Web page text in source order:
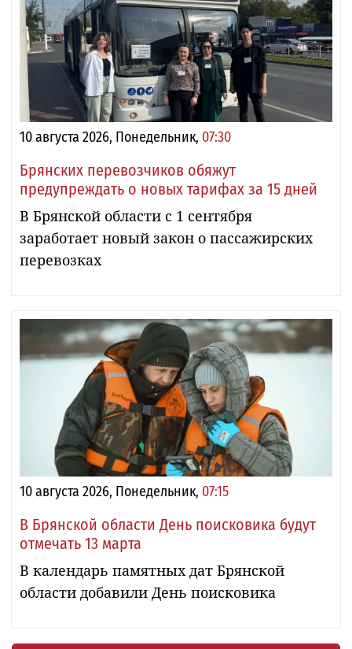
10 августа 2026, Понедельник, 07:30
Брянских перевозчиков обяжут
предупреждать о новых тарифах за 15 дней
В Брянской области с 1 сентября
заработает новый закон о пассажирских
перевозках
10 августа 2026, Понедельник, 07:15
В Брянской области День поисковика будут
отмечать 13 марта
В календарь памятных дат Брянской
области добавили День поисковика